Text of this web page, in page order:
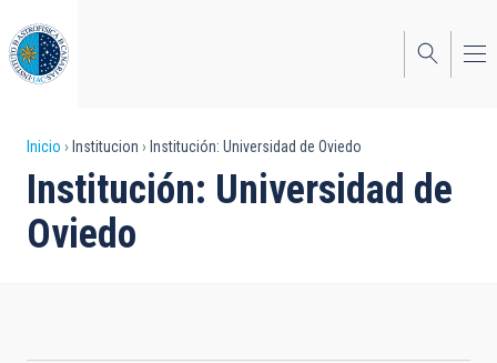
al
contenido
principal
Sobrescribir
enlaces
de
Inicio Institucion Institución: Universidad de Oviedo
Institución: Universidad de
Oviedo